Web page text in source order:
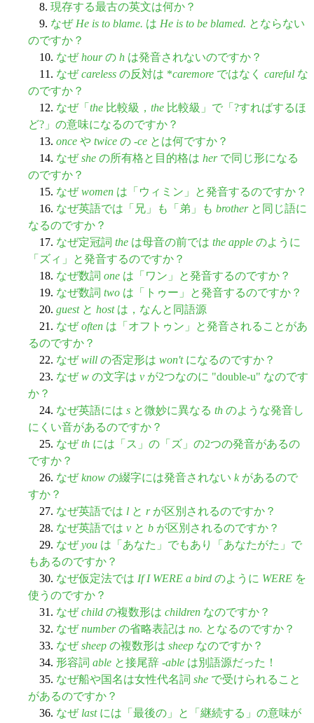
8. 現存する最古の英文は何か？
9. なぜ He is to blame. は He is to be blamed. とならない
のですか？
10. なぜhourの h は発音されないのですか？
11. なぜcareless の反対は *caremore ではなく careful な
のですか？
12. なぜ「 the 比較級， the 比較級」で「?すればするほ
ど?」の意味になるのですか？
13. once や twice の -ce とは何ですか？
14. なぜshe の所有格と目的格は herで同じ形になる
のですか？
15. なぜwomen は「ウィミン」と発音するのですか？
16. なぜ英語では「兄」も「弟」も brotherと同じ語に
なるのですか？
17. なぜ定冠詞 the は母音の前では the apple のように
「ズィ」と発音するのですか？
18. なぜ数詞 one は「ワン」と発音するのですか？
19. なぜ数詞 two は「トゥー」と発音するのですか？
20. guestと hostは，なんと同語源
21. なぜoften は「オフトゥン」と発音されることがあ
るのですか？
22. なぜwill の否定形は won'tになるのですか？
23. なぜw の文字は v が2つなのに "double-u" なのです
か？
24. なぜ英語には s と微妙に異なる th のような発音し
にくい音があるのですか？
25. なぜth には「ス」の「ズ」の2つの発音があるの
ですか？
26. なぜknow の綴字には発音されない k があるので
すか？
27. なぜ英語では l と rが区別されるのですか？
28. なぜ英語では v と b が区別されるのですか？
29. なぜyou は「あなた」でもあり「あなたがた」で
もあるのですか？
30. なぜ仮定法では If I WERE a bird のように WERE を
使うのですか？
31. なぜchild の複数形は children なのですか？
32. なぜnumberの省略表記は no. となるのですか？
33. なぜsheep の複数形は sheep なのですか？
34. 形容詞 able と接尾辞 -able は別語源だった！
35. なぜ船や国名は女性代名詞 she で受けられること
があるのですか？
36. なぜ lastには「最後の」と「継続する」の意味が